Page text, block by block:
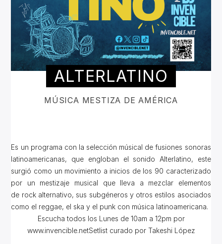
ALTERLATINO
MÚSICA MESTIZA DE AMÉRICA
Es un programa con la selección músical de fusiones sonoras
latinoamericanas, que engloban el sonido Alterlatino, este
surgió como un movimiento a inicios de los 90 caracterizado
por un mestizaje musical que lleva a mezclar elementos
de rock alternativo, sus subgéneros y otros estilos asociados
como el reggae, el ska y el punk con música latinoamericana.
Escucha todos los Lunes de 10am a 12pm por
www.invencible.netSetlist curado por Takeshi López